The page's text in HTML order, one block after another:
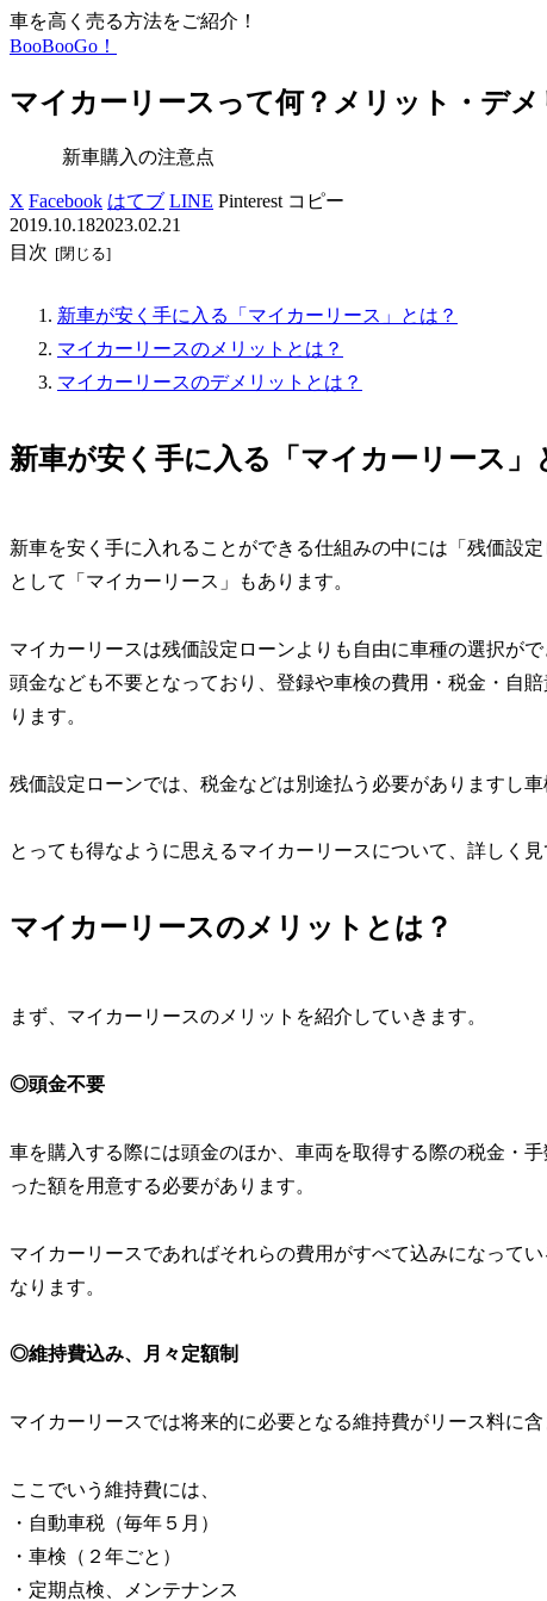
車を高く売る方法をご紹介！
BooBooGo！
マイカーリースって何？メリット・デメ
新車購入の注意点
X Facebook はてブ LINE Pinterest コピー
2019.10.182023.02.21
目次
新車が安く手に入る「マイカーリース」とは？
マイカーリースのメリットとは？
マイカーリースのデメリットとは？
新車が安く手に入る「マイカーリース」
新車を安く手に入れることができる仕組みの中には「残価設
として「マイカーリース」もあります。
マイカーリースは残価設定ローンよりも自由に車種の選択が
頭金なども不要となっており、登録や車検の費用・税金・自
ります。
残価設定ローンでは、税金などは別途払う必要がありますし車
とっても得なように思えるマイカーリースについて、詳しく見
マイカーリースのメリットとは？
まず、マイカーリースのメリットを紹介していきます。
◎頭金不要
車を購入する際には頭金のほか、車両を取得する際の税金・
った額を用意する必要があります。
マイカーリースであればそれらの費用がすべて込みになって
なります。
◎維持費込み、月々定額制
マイカーリースでは将来的に必要となる維持費がリース料に含
ここでいう維持費には、
・自動車税（毎年５月）
・車検（２年ごと）
・定期点検、メンテナンス